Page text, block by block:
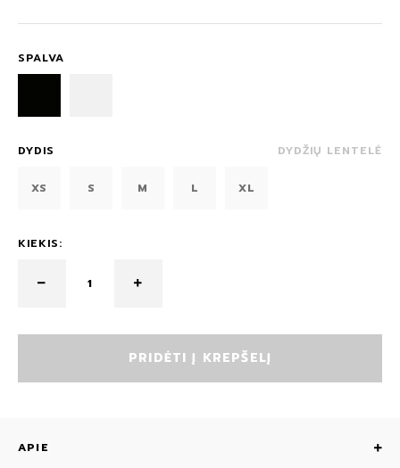
SPALVA
DYDIS DYDŽIŲ LENTELĖ
XS S M L XL
KIEKIS:
PRIDĖTI Į KREPŠELĮ
APIE